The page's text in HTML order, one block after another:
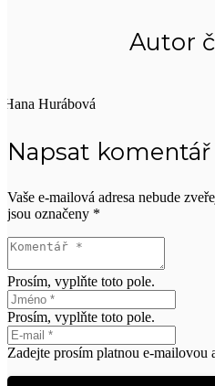
Autor
Hana Hurábová
Napsat komentář
Vaše e-mailová adresa nebude
jsou označeny *
Prosím, vyplňte toto pole.
Prosím, vyplňte toto pole.
Zadejte prosím platnou e-mailovou